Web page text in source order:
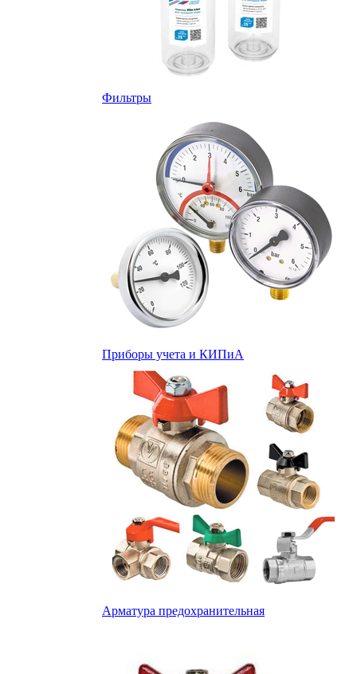
Фильтры
Приборы учета и КИПиА
Арматура предохранительная